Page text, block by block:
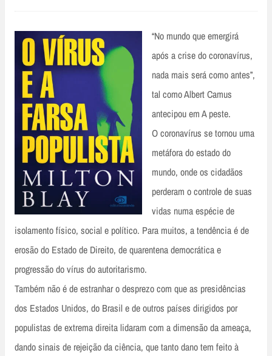
“No mundo que emergirá
após a crise do coronavírus,
nada mais será como antes”,
tal como Albert Camus
antecipou em A peste.
O coronavírus se tornou uma
metáfora do estado do
mundo, onde os cidadãos
perderam o controle de suas
vidas numa espécie de
isolamento físico, social e político. Para muitos, a tendência é de
erosão do Estado de Direito, de quarentena democrática e
progressão do vírus do autoritarismo.
Também não é de estranhar o desprezo com que as presidências
dos Estados Unidos, do Brasil e de outros países dirigidos por
populistas de extrema direita lidaram com a dimensão da ameaça,
dando sinais de rejeição da ciência, que tanto dano tem feito à